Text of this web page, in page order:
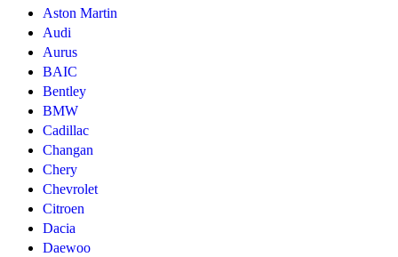
Aston Martin
Audi
Aurus
BAIC
Bentley
BMW
Cadillac
Changan
Chery
Chevrolet
Citroen
Dacia
Daewoo